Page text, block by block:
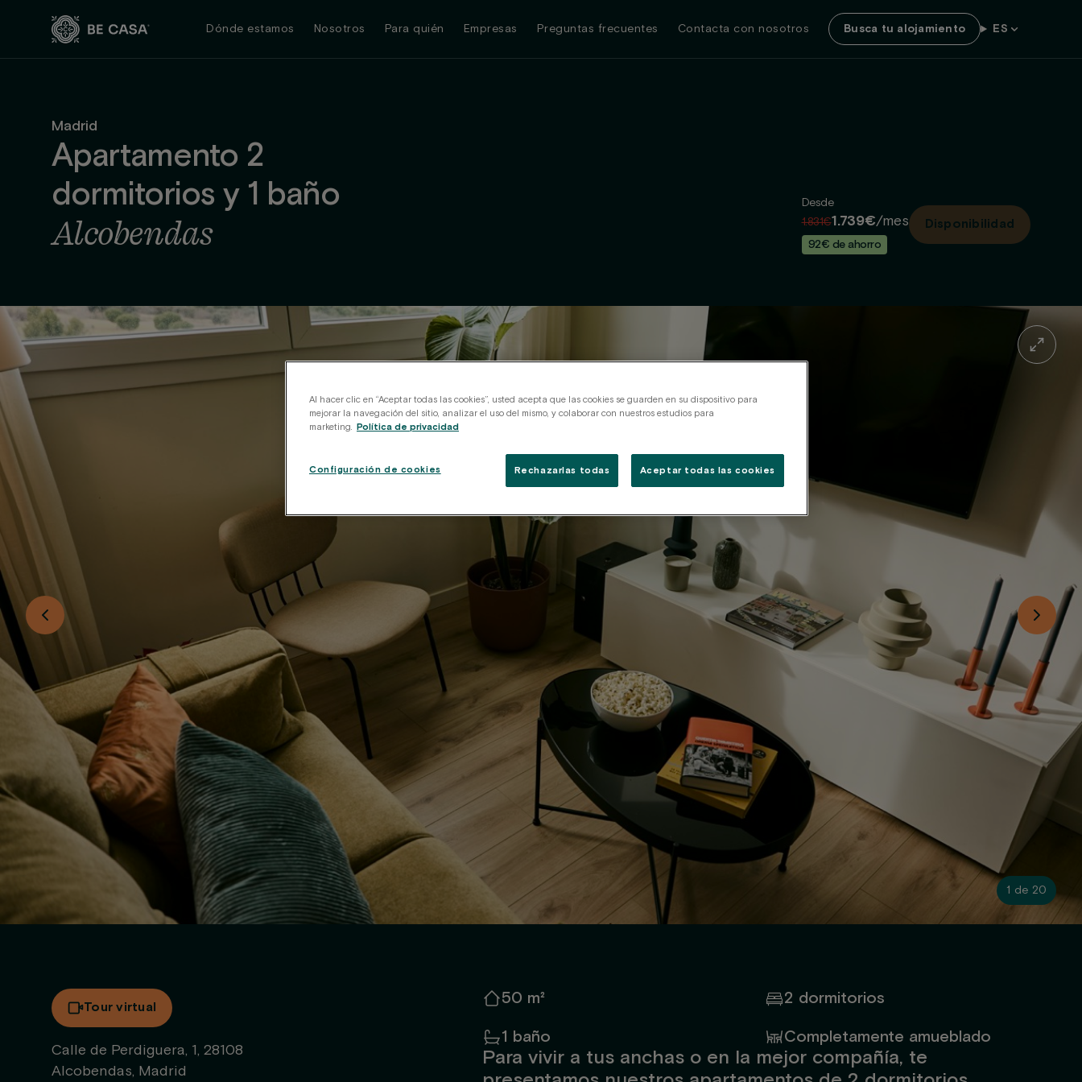
contenido
Dónde estamos Nosotros Para quién Empresas Preguntas frecuentes Contacta con nosotros Busca tu alojamiento ES
Madrid
Apartamento 2
dormitorios y 1 baño
Alcobendas
Desde
1.831€1.739€/mes
92€ de ahorro
Disponibilidad
1 de 20
Tour virtual
Calle de Perdiguera, 1, 28108
Alcobendas, Madrid
50 m²
2 dormitorios
1 baño
Completamente amueblado
Para vivir a tus anchas o en la mejor compañía, te
Al hacer clic en “Aceptar todas las cookies”, usted acepta que las cookies se guarden en su dispositivo para
mejorar la navegación del sitio, analizar el uso del mismo, y colaborar con nuestros estudios para
marketing. Política de privacidad
Configuración de cookies Rechazarlas todas Aceptar todas las cookies